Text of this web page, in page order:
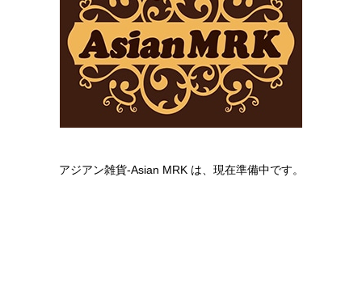
アジアン雑貨-Asian MRK は、現在準備中です。